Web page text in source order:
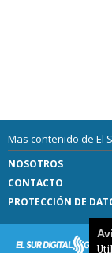
Mas contenido de El
NOSOTROS
CONTACTO
PROTECCIÓN DE